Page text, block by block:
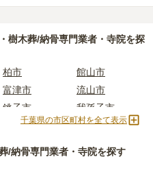
べき業者が変わってくるからで
場合は「石材店」や「墓石販売
は、樹木葬や納骨堂を取り扱っ
を選びましょう。
プが自分に合っているか迷った
ければ、お客様のご希望に合っ
」などの情報を収集する事が大
場所となるため、立地や費用な
れていないことも多く、実際に
ない場合もあります。
方はぜひ下記の記事をご一読く
樹木葬/納骨専門業者・寺院を探
柏市
館山市
富津市
流山市
銚子市
我孫子市
千葉市
東庄町
千葉県の市区町村を全て表示
/納骨専門業者・寺院を探す